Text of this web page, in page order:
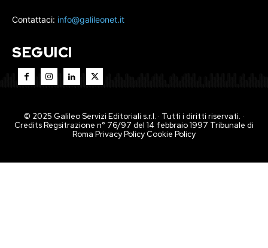
Contattaci: info@galileonet.it
SEGUICI
© 2025 Galileo Servizi Editoriali s.r.l. · Tutti i diritti riservati. ·
Credits Regsitrazione n° 76/97 del 14 febbraio 1997 Tribunale di
Roma Privacy PolicyCookie Policy